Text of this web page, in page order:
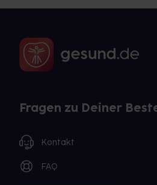
Fragen zu Deiner
Kontakt
FAQ